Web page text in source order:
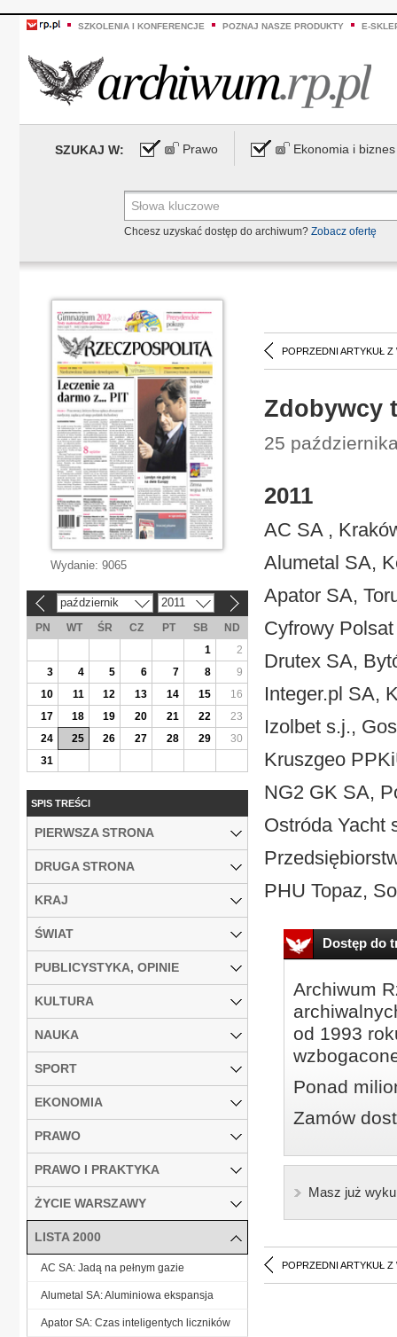
SZKOLENIA I KONFERENCJE POZNAJ NASZE PRODUKTY E-
SZUKAJ W: Prawo Ekonomia i biznes
Chcesz uzyskać dostęp do archiwum? Zobacz ofertę
POPRZEDNI ARTYKUŁ Z
Zdobywcy
25
2011
AC SA ,
Alumetal SA,
Apator SA,
Cyfrowy
Drutex SA,
Integer.pl SA,
Izolbet s.j.,
Kruszgeo
NG2 GK SA,
Ostróda Yacht
PHU Topaz,
Dostęp do
Archiwum
od 1993
Ponad
Zamów
Masz już
POPRZEDNI ARTYKUŁ Z
Wydanie: 9065
październik 2011
PN WT ŚR CZ PT SB
ND
1
2
3
4 5 6 7 8
9
10
11 12 13 14 15
16
17
18 19 20 21 22
23
24
25 26 27 28 29
30
31
SPIS TREŚCI
PIERWSZA STRONA
DRUGA STRONA
KRAJ
ŚWIAT
PUBLICYSTYKA, OPINIE
KULTURA
NAUKA
SPORT
EKONOMIA
PRAWO
PRAWO I PRAKTYKA
ŻYCIE WARSZAWY
LISTA 2000
AC SA: Jadą na pełnym gazie
Alumetal SA: Aluminiowa ekspansja
Apator SA: Czas inteligentych liczników